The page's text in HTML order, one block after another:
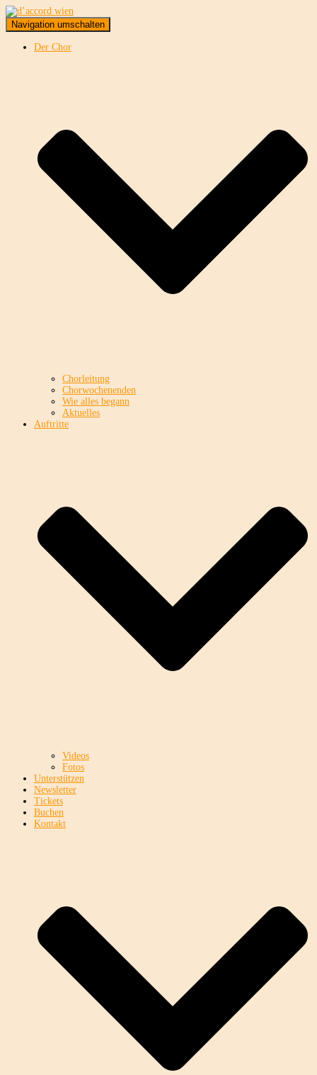
Navigation umschalten
Der Chor
Chorleitung
Chorwochenenden
Wie alles begann
Aktuelles
Auftritte
Videos
Fotos
Unterstützen
Newsletter
Tickets
Buchen
Kontakt